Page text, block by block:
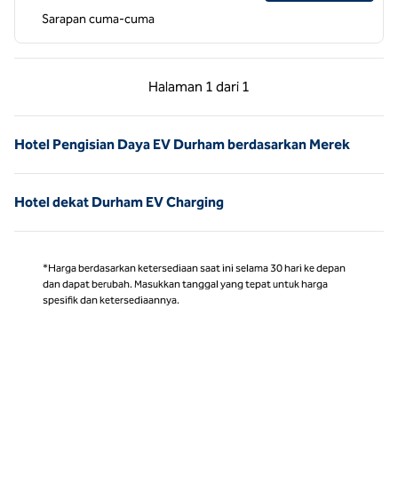
Sarapan cuma-cuma
Halaman 1 dari 1
Halaman Sebelumnya, 1 dari 1
Halaman 1 dari 1
Hotel Pengisian Daya EV Durham berdasarkan Merek
Hotel dekat Durham EV Charging
*Harga berdasarkan ketersediaan saat ini selama 30 hari ke depan
dan dapat berubah. Masukkan tanggal yang tepat untuk harga
spesifik dan ketersediaannya.